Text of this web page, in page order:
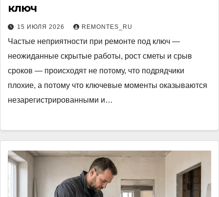
ключ
15 ИЮЛЯ 2026 REMONTES_RU
Частые неприятности при ремонте под ключ —
неожиданные скрытые работы, рост сметы и срыв
сроков — происходят не потому, что подрядчики
плохие, а потому что ключевые моменты оказываются
незарегистрированными и…